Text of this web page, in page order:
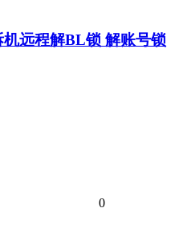
机远程解BL锁 解账号锁
0